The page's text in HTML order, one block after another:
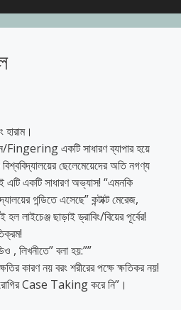
একটি সাধারণ ব্যাপার হয়ে
ছেলেমেয়েদের অতি নগণ্য
এটি একটি সাধারণ অভ্যাস! “এমনকি
গন্ডিতে এসেছে” কন্টাক্ট মেরেজ,
লাইচেঞ্জ ছাড়াই ড্রাবিং/বিয়ের পূর্বের!
, লিখনীতে” বলা হয়:””
কারণ নয় বরং শরীরের পক্ষে ক্ষতিকর নয়!
Case Taking করে নি”।